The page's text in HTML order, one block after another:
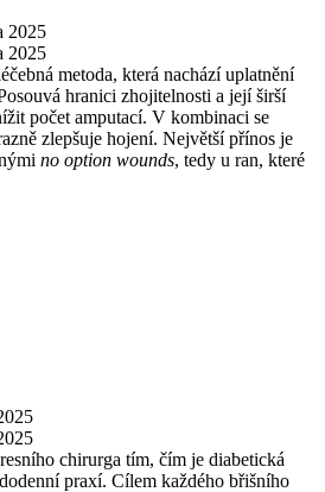
2025
2025
metoda, která nachází uplatnění
hranici zhojitelnosti a její širší
počet amputací. V kombinaci se
zlepšuje hojení. Největší přínos je
no option wounds, tedy u ran, které
chirurga tím, čím je diabetická
praxí. Cílem každého břišního